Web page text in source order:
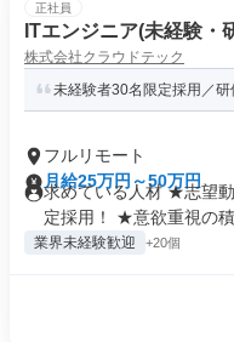
正社員
ITエンジニア(未経験・
株式会社クラウドテック
未経験者30名限定採用／研
フルリモート
月給25万円～50万円
求めている人材 ★志望
定採用！ ★意欲重視の積
業界未経験歓迎 +20個